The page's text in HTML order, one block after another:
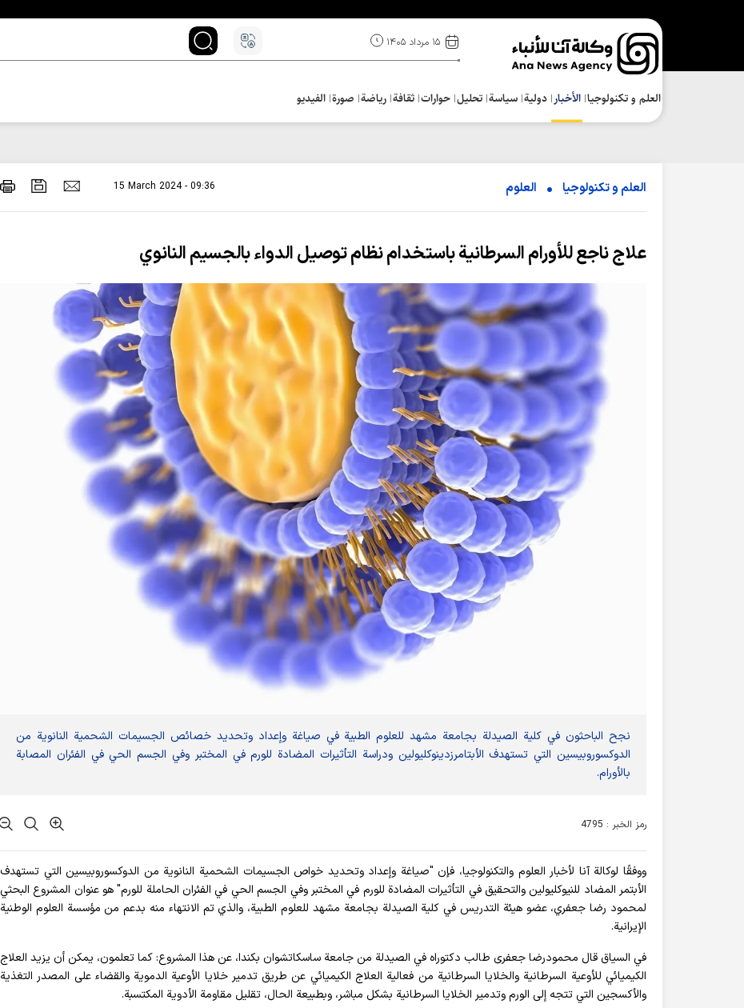
۱۵ مرداد ۱۴۰۵
العلم و تکنولوجیا الأخبار دولية سياسة تحلیل حوارات ثقافة رياضة صورة الفيديو
العلم و تکنولوجیا العلوم 15 March 2024 - 09:36
علاج ناجع للأورام السرطانية باستخدام نظام توصيل الدواء بالجسيم النانوي
نجح الباحثون في كلية الصيدلة بجامعة مشهد للعلوم الطبية في صياغة وإعداد وتحديد خصائص الجسيمات الشحمية النانوية من
الدوكسوروبيسين التي تستهدف الأبتامرزدينوكليولين ودراسة التأثيرات المضادة للورم في المختبر وفي الجسم الحي في الفئران المصابة
بالأورام.
رمز الخبر : 4795
ووفقًا لوكالة آنا لأخبار العلوم والتكنولوجيا، فإن "صياغة وإعداد وتحديد خواص الجسيمات الشحمية النانوية من الدوكسوروبيسين التي تستهدف
الأبتمر المضاد للنيوكليولين والتحقيق في التأثيرات المضادة للورم في المختبر وفي الجسم الحي في الفئران الحاملة للورم" هو عنوان المشروع البحثي
لمحمود رضا جعفري، عضو هيئة التدريس في كلية الصيدلة بجامعة مشهد للعلوم الطبية، والذي تم الانتهاء منه بدعم من مؤسسة العلوم الوطنية
الإيرانية.
في السياق قال محمودرضا جعفری طالب دكتوراه في الصيدلة من جامعة ساسكاتشوان بكندا، عن هذا المشروع: كما تعلمون، يمكن أن يزيد العلاج
الكيميائي للأوعية السرطانية والخلايا السرطانية من فعالية العلاج الكيميائي عن طريق تدمير خلايا الأوعية الدموية والقضاء على المصدر التغذية
والأكسجين التي تتجه إلى الورم وتدمير الخلايا السرطانية بشكل مباشر، وبطبيعة الحال، تقليل مقاومة الأدوية المكتسبة.